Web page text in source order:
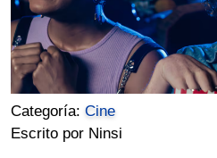
Categoría:Cine
Escrito por Ninsi